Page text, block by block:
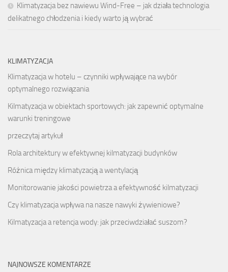
Klimatyzacja bez nawiewu Wind-Free – jak działa technologia
delikatnego chłodzenia i kiedy warto ją wybrać
KLIMATYZACJA
Klimatyzacja w hotelu – czynniki wpływające na wybór
optymalnego rozwiązania
Kilmatyzacja w obiektach sportowych: jak zapewnić optymalne
warunki treningowe
przeczytaj artykuł
Rola architektury w efektywnej kilmatyzacji budynków
Różnica między klimatyzacją a wentylacją
Monitorowanie jakości powietrza a efektywność kilmatyzacji
Czy klimatyzacja wpływa na nasze nawyki żywieniowe?
Kilmatyzacja a retencja wody: jak przeciwdziałać suszom?
NAJNOWSZE KOMENTARZE